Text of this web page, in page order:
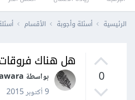
الرئيسية أسئلة وأجوبة الأقسام
0
هل هناك فروقات
بواسطة nawara
9 أكتوبر 2015